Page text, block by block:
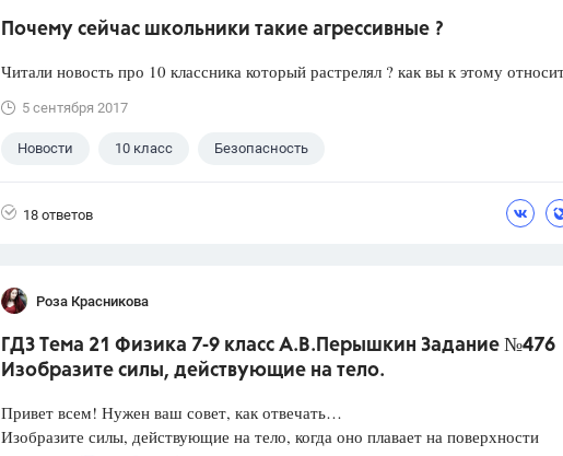
Почему сейчас школьники такие агрессивные ?
Читали новость про 10 классника который растрелял ? как вы к этому
5 сентября 2017
Новости 10 класс Безопасность
18 ответов
Роза Красникова
ГДЗ Тема 21 Физика 7-9 класс А.В.Перышкин Задание №476
Изобразите силы, действующие на тело.
Привет всем! Нужен ваш совет, как отвечать…
Изобразите силы, действующие на тело, когда оно плавает на поверхности